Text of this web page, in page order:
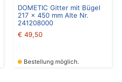
DOMETIC Gitter mit Bügel
217 x 450 mm Alte Nr.
241208000
€ 49,50
Bestellung möglich.